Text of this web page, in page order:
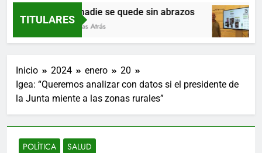
TITULARES
Que nadie se quede sin abrazos
15 Horas Atrás
Inicio 2024 enero
20
Igea: “Queremos analizar con datos si el presidente de
la Junta miente a las zonas rurales”
POLÍTICA SALUD